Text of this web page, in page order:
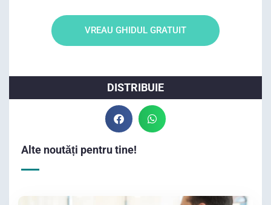
VREAU GHIDUL GRATUIT
DISTRIBUIE
Alte noutăți pentru tine!